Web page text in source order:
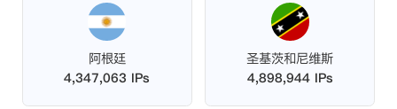
阿根廷
4,347,063 IPs
圣基茨和尼维斯
4,898,944 IPs